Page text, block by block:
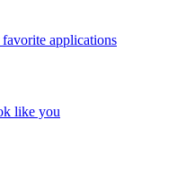
applications
like you